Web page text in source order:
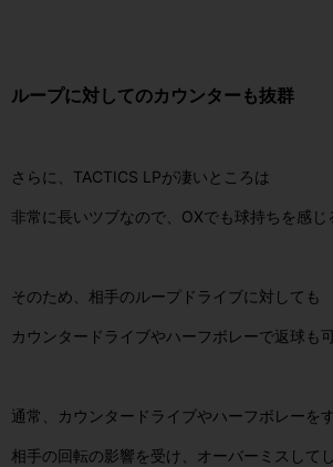
ループに対してのカウンターも抜群
さらに、TACTICS LPが凄いところは
非常に長いツブなので、OXでも球持ちを感じ
そのため、相手のループドライブに対しても
カウンタードライブやハーフボレーで返球も可
通常、カウンタードライブやハーフボレーを
相手の回転の影響を受け、オーバーミスして